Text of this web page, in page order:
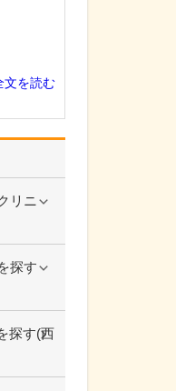
リニ
探す
探す(西
文を読む